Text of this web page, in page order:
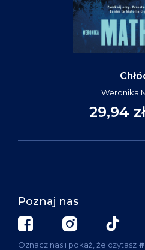
Weronika
29,94
Poznaj nas
Oznacz nas i pokaż, że czytasz